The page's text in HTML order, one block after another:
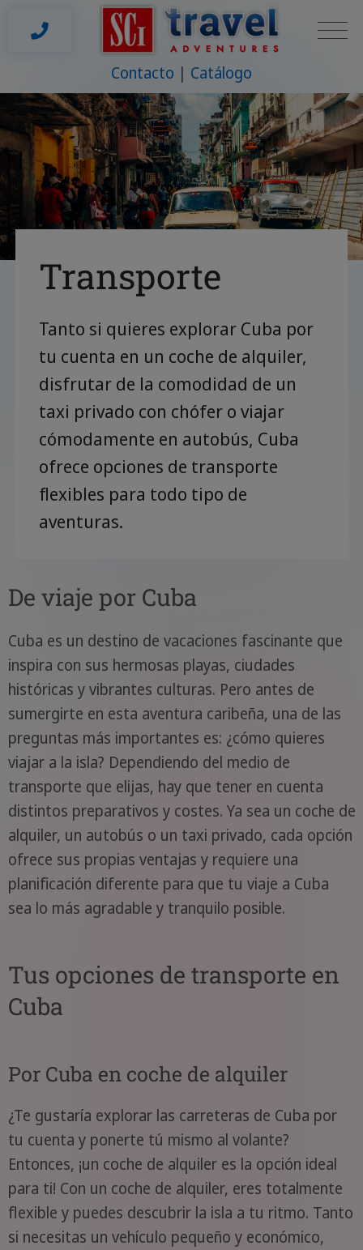
Contacto Catálogo
Transporte
Tanto si quieres explorar Cuba por
tu cuenta en un coche de alquiler,
disfrutar de la comodidad de un
taxi privado con chófer o viajar
cómodamente en autobús, Cuba
ofrece opciones de transporte
flexibles para todo tipo de
aventuras.
De viaje por Cuba
Cuba es un destino de vacaciones fascinante que
inspira con sus hermosas playas, ciudades
históricas y vibrantes culturas. Pero antes de
sumergirte en esta aventura caribeña, una de las
preguntas más importantes es: ¿cómo quieres
viajar a la isla? Dependiendo del medio de
transporte que elijas, hay que tener en cuenta
distintos preparativos y costes. Ya sea un coche de
alquiler, un autobús o un taxi privado, cada opción
ofrece sus propias ventajas y requiere una
planificación diferente para que tu viaje a Cuba
sea lo más agradable y tranquilo posible.
Tus opciones de transporte en
Cuba
Por Cuba en coche de alquiler
¿Te gustaría explorar las carreteras de Cuba por
tu cuenta y ponerte tú mismo al volante?
Entonces, ¡un coche de alquiler es la opción ideal
para ti! Con un coche de alquiler, eres totalmente
flexible y puedes descubrir la isla a tu ritmo. Tanto
si necesitas un vehículo pequeño y económico,